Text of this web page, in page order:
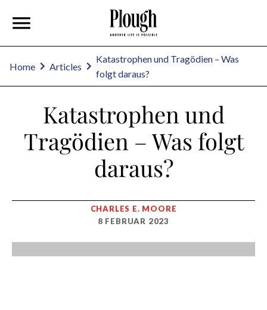
Home Articles
Katastrophen und Tragödien – Was
folgt daraus?
Katastrophen und
Tragödien – Was folgt
daraus?
CHARLES E. MOORE
8 FEBRUAR 2023